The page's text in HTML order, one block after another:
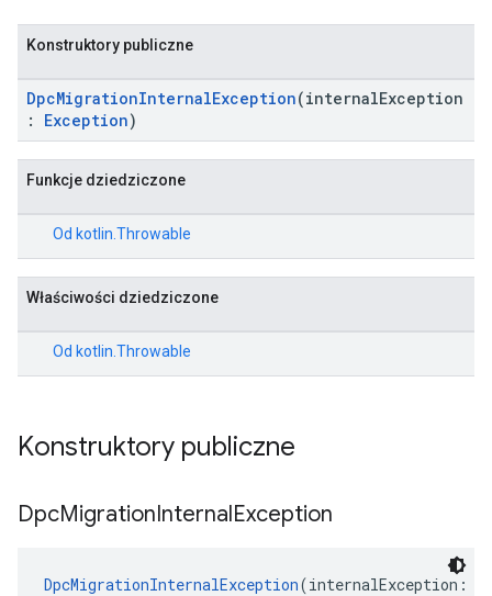
Konstruktory publiczne
DpcMigrationInternalException(internalException
: Exception)
Funkcje dziedziczone
Od kotlin.Throwable
Właściwości dziedziczone
Od kotlin.Throwable
Konstruktory publiczne
DpcMigrationInternalException
DpcMigrationInternalException(internalException: